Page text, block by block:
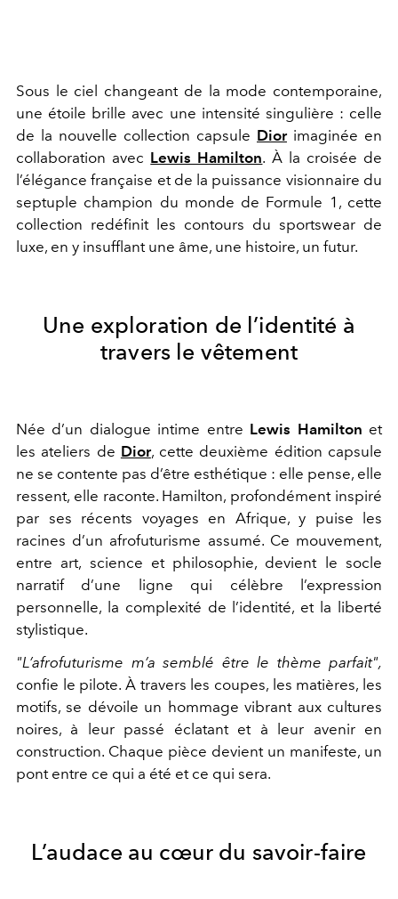
Sous le ciel changeant de la mode contemporaine,
une étoile brille avec une intensité singulière : celle
de la nouvelle collection capsule Diorimaginée en
collaboration avec Lewis Hamilton. À la croisée de
l’élégance française et de la puissance visionnaire du
septuple champion du monde de Formule 1, cette
collection redéfinit les contours du sportswear de
luxe, en y insufflant une âme, une histoire, un futur.
Une exploration de l’identité à
travers le vêtement
Née d’un dialogue intime entre Lewis Hamilton et
les ateliers de Dior, cette deuxième édition capsule
ne se contente pas d’être esthétique : elle pense, elle
ressent, elle raconte. Hamilton, profondément inspiré
par ses récents voyages en Afrique, y puise les
racines d’un afrofuturisme assumé. Ce mouvement,
entre art, science et philosophie, devient le socle
narratif d’une ligne qui célèbre l’expression
personnelle, la complexité de l’identité, et la liberté
stylistique.
"L’afrofuturisme m’a semblé être le thème parfait",
confie le pilote. À travers les coupes, les matières, les
motifs, se dévoile un hommage vibrant aux cultures
noires, à leur passé éclatant et à leur avenir en
construction. Chaque pièce devient un manifeste, un
pont entre ce qui a été et ce qui sera.
L’audace au cœur du savoir-faire